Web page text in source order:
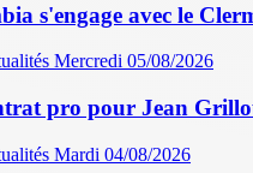
s'engage avec le
Mercredi 05/08/2026
pro pour Jean
Mardi 04/08/2026